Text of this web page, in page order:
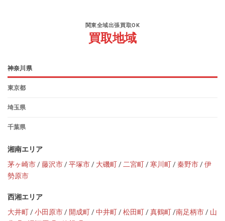
関東全域出張買取OK
買取地域
神奈川県
東京都
埼玉県
千葉県
湘南エリア
茅ヶ崎市/藤沢市/平塚市/ 大磯町 /二宮町 /寒川町 /秦野市/伊
勢原市
西湘エリア
大井町/小田原市/ 開成町/中井町/松田町/真鶴町/南足柄市/ 山